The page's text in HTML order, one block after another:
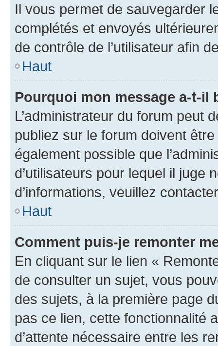
Il vous permet de sauvegarder
complétés et envoyés
de contrôle de l’utilisateur afin
Haut
Pourquoi mon message a-t-il
L’administrateur du forum peut
publiez sur le forum doivent
également possible que
d’utilisateurs pour lequel il juge
d’informations, veuillez
Haut
Comment puis-je remonter
En cliquant sur le lien «
de consulter un sujet, vous
des sujets, à la première page
pas ce lien, cette fonctionnalité
d’attente nécessaire entre les